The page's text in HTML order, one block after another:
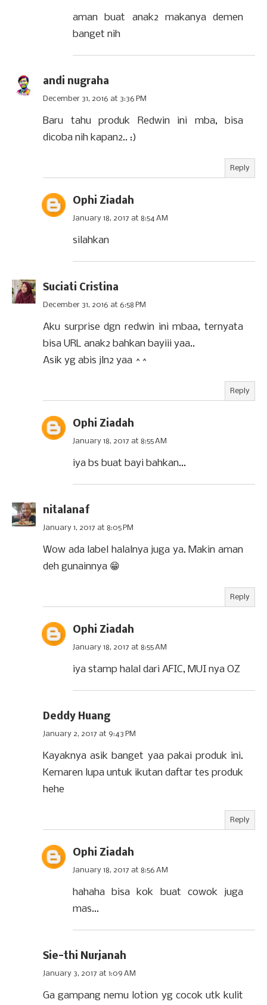
aman buat anak2 makanya demen
banget nih
andi nugraha
December 31, 2016 at 3:36 PM
Baru tahu produk Redwin ini mba, bisa
dicoba nih kapan2.. :)
Reply
Ophi Ziadah
January 18, 2017 at 8:54 AM
silahkan
Suciati Cristina
December 31, 2016 at 6:58 PM
Aku surprise dgn redwin ini mbaa, ternyata
bisa URL anak2 bahkan bayiii yaa..
Asik yg abis jln2 yaa ^^
Reply
Ophi Ziadah
January 18, 2017 at 8:55 AM
iya bs buat bayi bahkan...
nitalanaf
January 1, 2017 at 8:05 PM
Wow ada label halalnya juga ya. Makin aman
deh gunainnya 😁
Reply
Ophi Ziadah
January 18, 2017 at 8:55 AM
iya stamp halal dari AFIC, MUI nya OZ
Deddy Huang
January 2, 2017 at 9:43 PM
Kayaknya asik banget yaa pakai produk ini.
Kemaren lupa untuk ikutan daftar tes produk
hehe
Reply
Ophi Ziadah
January 18, 2017 at 8:56 AM
hahaha bisa kok buat cowok juga
mas...
Sie-thi Nurjanah
January 3, 2017 at 1:09 AM
Ga gampang nemu lotion yg cocok utk kulit